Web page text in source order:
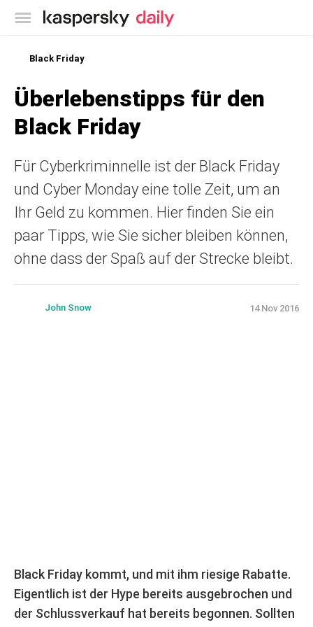
Offizieller Blog von Kaspersky
Black Friday
Überlebenstipps für den
Black Friday
Für Cyberkriminnelle ist der Black Friday
und Cyber Monday eine tolle Zeit, um an
Ihr Geld zu kommen. Hier finden Sie ein
paar Tipps, wie Sie sicher bleiben können,
ohne dass der Spaß auf der Strecke bleibt.
John Snow 14 Nov 2016
Black Friday kommt, und mit ihm riesige Rabatte.
Eigentlich ist der Hype bereits ausgebrochen und
der Schlussverkauf hat bereits begonnen. Sollten